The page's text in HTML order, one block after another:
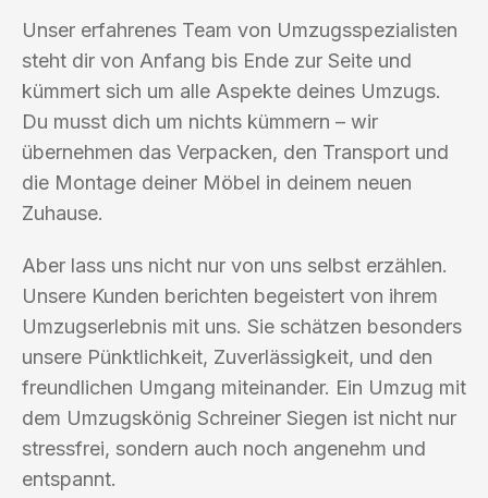
Unser erfahrenes Team von Umzugsspezialisten
steht dir von Anfang bis Ende zur Seite und
kümmert sich um alle Aspekte deines Umzugs.
Du musst dich um nichts kümmern – wir
übernehmen das Verpacken, den Transport und
die Montage deiner Möbel in deinem neuen
Zuhause.
Aber lass uns nicht nur von uns selbst erzählen.
Unsere Kunden berichten begeistert von ihrem
Umzugserlebnis mit uns. Sie schätzen besonders
unsere Pünktlichkeit, Zuverlässigkeit, und den
freundlichen Umgang miteinander. Ein Umzug mit
dem Umzugskönig Schreiner Siegen ist nicht nur
stressfrei, sondern auch noch angenehm und
entspannt.